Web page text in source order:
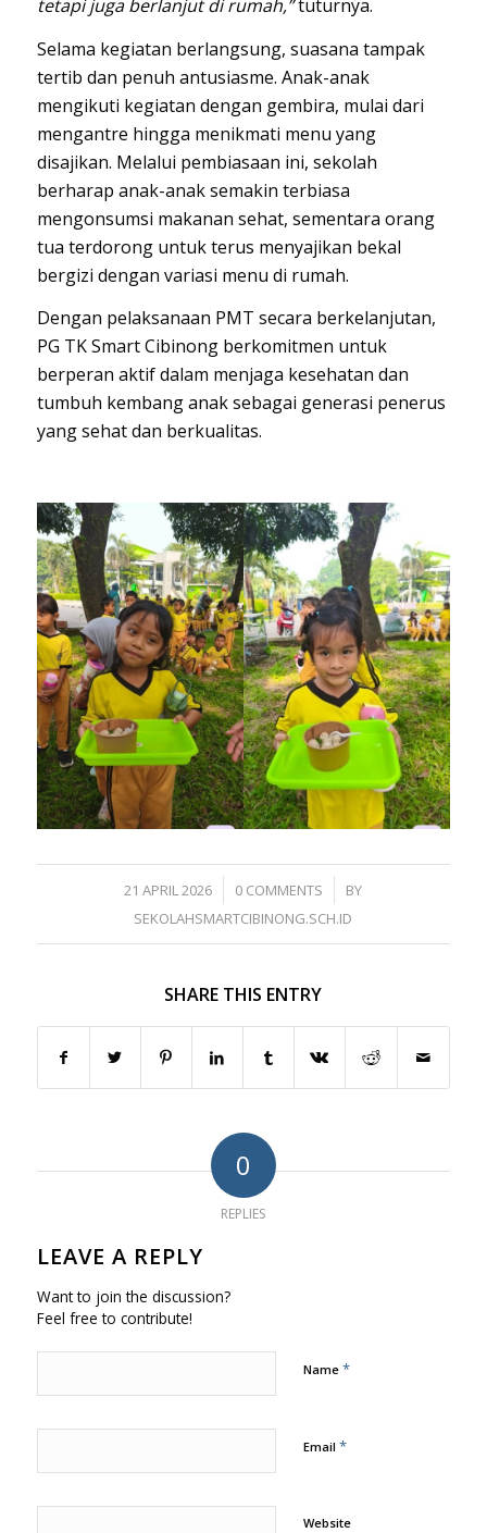
tetapi juga berlanjut di rumah,”tuturnya.
Selama kegiatan berlangsung, suasana tampak
tertib dan penuh antusiasme. Anak-anak
mengikuti kegiatan dengan gembira, mulai dari
mengantre hingga menikmati menu yang
disajikan. Melalui pembiasaan ini, sekolah
berharap anak-anak semakin terbiasa
mengonsumsi makanan sehat, sementara orang
tua terdorong untuk terus menyajikan bekal
bergizi dengan variasi menu di rumah.
Dengan pelaksanaan PMT secara berkelanjutan,
PG TK Smart Cibinong berkomitmen untuk
berperan aktif dalam menjaga kesehatan dan
tumbuh kembang anak sebagai generasi penerus
yang sehat dan berkualitas.
21 APRIL 2026
/ 0 COMMENTS
/
BY
SEKOLAHSMARTCIBINONG.SCH.ID
SHARE THIS ENTRY
0
REPLIES
LEAVE A REPLY
Want to join the discussion?
Feel free to contribute!
Name *
Email *
Website